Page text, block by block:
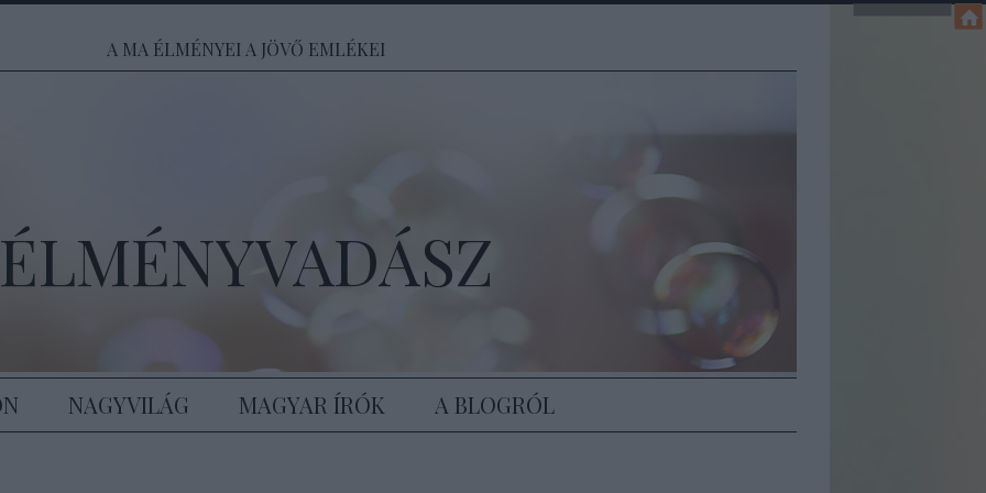
A MA ÉLMÉNYEI A JÖVŐ EMLÉKEI
ÉLMÉNYVADÁSZ
NAGYVILÁG MAGYAR ÍRÓK A BLOGRÓL